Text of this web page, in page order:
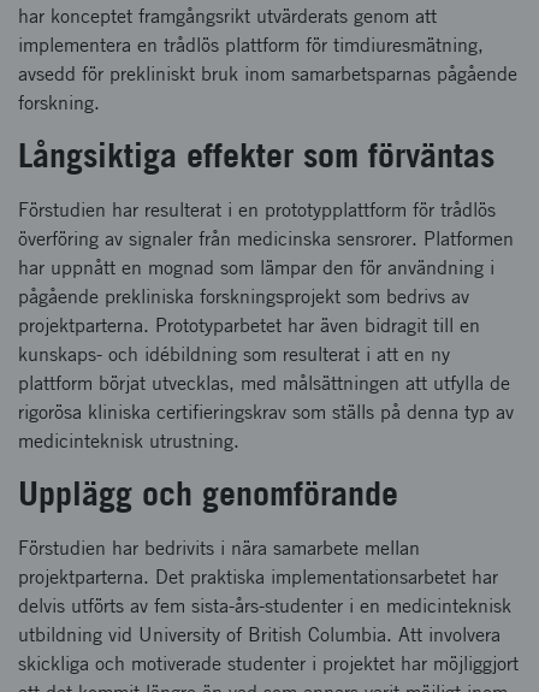
har konceptet framgångsrikt utvärderats genom att
implementera en trådlös plattform för timdiuresmätning,
avsedd för prekliniskt bruk inom samarbetsparnas pågående
forskning.
Långsiktiga effekter som förväntas
Förstudien har resulterat i en prototypplattform för trådlös
överföring av signaler från medicinska sensrorer. Platformen
har uppnått en mognad som lämpar den för användning i
pågående prekliniska forskningsprojekt som bedrivs av
projektparterna. Prototyparbetet har även bidragit till en
kunskaps- och idébildning som resulterat i att en ny
plattform börjat utvecklas, med målsättningen att utfylla de
rigorösa kliniska certifieringskrav som ställs på denna typ av
medicinteknisk utrustning.
Upplägg och genomförande
Förstudien har bedrivits i nära samarbete mellan
projektparterna. Det praktiska implementationsarbetet har
delvis utförts av fem sista-års-studenter i en medicinteknisk
utbildning vid University of British Columbia. Att involvera
skickliga och motiverade studenter i projektet har möjliggjort